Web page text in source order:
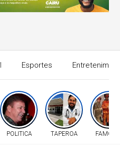
Esportes
POLITICA TAPEROA